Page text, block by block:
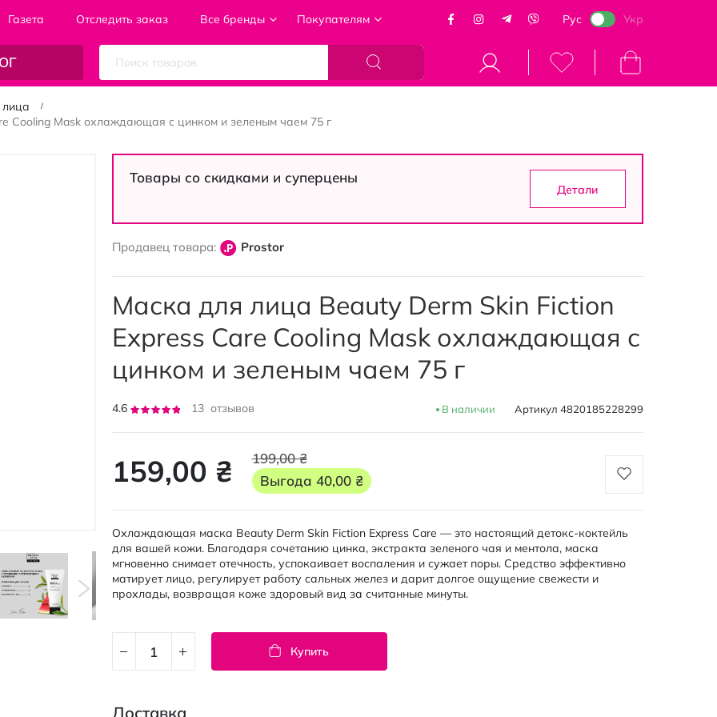
Газета Отследить заказ Все бренды Покупателям Рус Укр
Моя корзина
Cooling Mask охлаждающая с цинком и зеленым чаем 75 г
Товары со скидками и суперцены
Детали
Продавец товара: Prostor
Маска для лица Beauty Derm Skin Fiction
Express Care Cooling Mask охлаждающая с
цинком и зеленым чаем 75 г
Рейтинг:
4.6
13 отзывов В наличии Артикул 4820185228299
159,00 ₴
199,00 ₴
Выгода 40,00 ₴
Охлаждающая маска Beauty Derm Skin Fiction Express Care — это настоящий детокс-коктейль
для вашей кожи. Благодаря сочетанию цинка, экстракта зеленого чая и ментола, маска
мгновенно снимает отечность, успокаивает воспаления и сужает поры. Средство эффективно
матирует лицо, регулирует работу сальных желез и дарит долгое ощущение свежести и
прохлады, возвращая коже здоровый вид за считанные минуты.
Купить
Доставка